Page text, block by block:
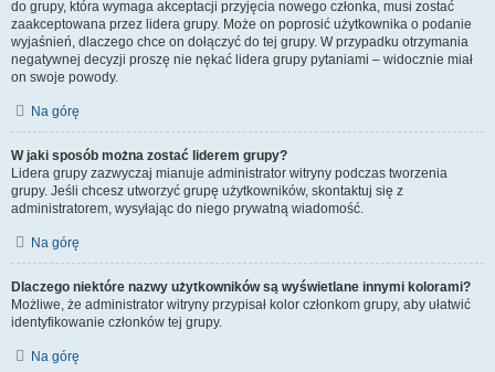
do grupy, która wymaga akceptacji przyjęcia nowego członka, musi zostać
zaakceptowana przez lidera grupy. Może on poprosić użytkownika o podanie
wyjaśnień, dlaczego chce on dołączyć do tej grupy. W przypadku otrzymania
negatywnej decyzji proszę nie nękać lidera grupy pytaniami – widocznie miał
on swoje powody.
Na górę
W jaki sposób można zostać liderem grupy?
Lidera grupy zazwyczaj mianuje administrator witryny podczas tworzenia
grupy. Jeśli chcesz utworzyć grupę użytkowników, skontaktuj się z
administratorem, wysyłając do niego prywatną wiadomość.
Na górę
Dlaczego niektóre nazwy użytkowników są wyświetlane innymi kolorami?
Możliwe, że administrator witryny przypisał kolor członkom grupy, aby ułatwić
identyfikowanie członków tej grupy.
Na górę